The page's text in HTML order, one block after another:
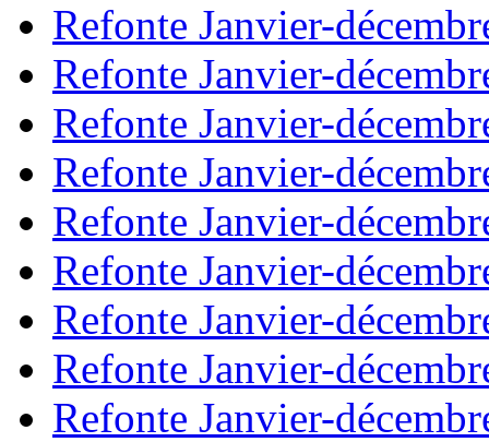
Refonte Janvier-
Refonte Janvier-
Refonte Janvier-
Refonte Janvier-
Refonte Janvier-
Refonte Janvier-
Refonte Janvier-
Refonte Janvier-
Refonte Janvier-